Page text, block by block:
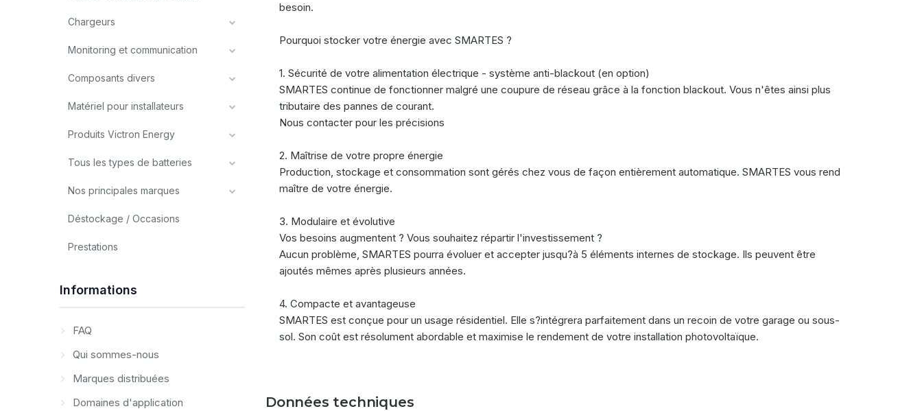
Chargeurs
Monitoring et communication
Composants divers
Matériel pour installateurs
Produits Victron Energy
Tous les types de batteries
Nos principales marques
Déstockage / Occasions
Prestations
Informations
FAQ
Qui sommes-nous
Marques distribuées
Domaines d'application
besoin.
Pourquoi stocker votre énergie avec SMARTES ?
1. Sécurité de votre alimentation électrique - système anti-blackout (en option)
SMARTES continue de fonctionner malgré une coupure de réseau grâce à la fonction blackout. Vous n'êtes ainsi plus
tributaire des pannes de courant.
Nous contacter pour les précisions
2. Maîtrise de votre propre énergie
Production, stockage et consommation sont gérés chez vous de façon entièrement automatique. SMARTES vous rend
maître de votre énergie.
3. Modulaire et évolutive
Vos besoins augmentent ? Vous souhaitez répartir l'investissement ?
Aucun problème, SMARTES pourra évoluer et accepter jusqu?à 5 éléments internes de stockage. Ils peuvent être
ajoutés mêmes après plusieurs années.
4. Compacte et avantageuse
SMARTES est conçue pour un usage résidentiel. Elle s?intégrera parfaitement dans un recoin de votre garage ou sous-
sol. Son coût est résolument abordable et maximise le rendement de votre installation photovoltaïque.
Données techniques